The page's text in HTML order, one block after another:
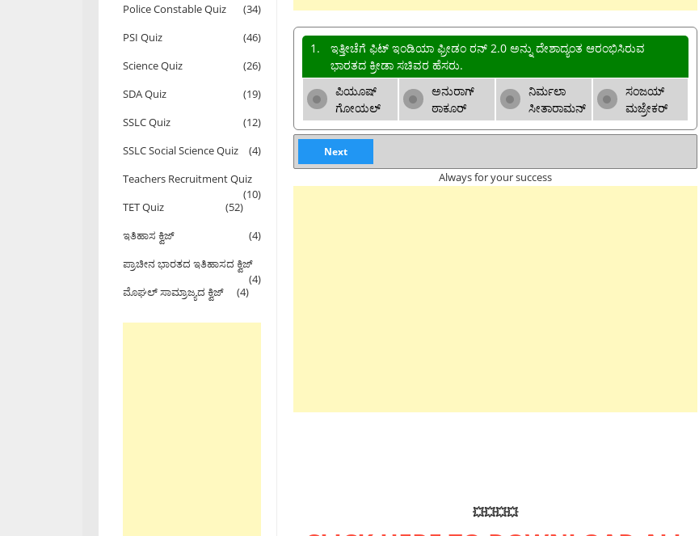
Police Constable Quiz
(34)
PSI Quiz
(46)
Science Quiz
(26)
SDA Quiz
(19)
SSLC Quiz
(12)
SSLC Social Science Quiz
(4)
Teachers Recruitment Quiz
(10)
TET Quiz
(52)
ಇತಿಹಾಸ ಕ್ವಿಜ್
(4)
ಪ್ರಾಚೀನ ಭಾರತದ ಇತಿಹಾಸದ ಕ್ವಿಜ್
(4)
ಮೊಘಲ್ ಸಾಮ್ರಾಜ್ಯದ ಕ್ವಿಜ್
(4)
1.
ಇತ್ತೀಚೆಗೆ ಫಿಟ್ ಇಂಡಿಯಾ ಫ್ರೀಡಂ ರನ್ 2.0 ಅನ್ನು ದೇಶಾದ್ಯಂತ ಆರಂಭಿಸಿರುವ
ಭಾರತದ ಕ್ರೀಡಾ ಸಚಿವರ ಹೆಸರು.
ಪಿಯೂಷ್
ಗೋಯಲ್
ಅನುರಾಗ್
ಠಾಕೂರ್
ನಿರ್ಮಲಾ
ಸೀತಾರಾಮನ್
ಸಂಜಯ್
ಮಜ್ರೇಕರ್
Next
Always for your success
💥💥💥💥